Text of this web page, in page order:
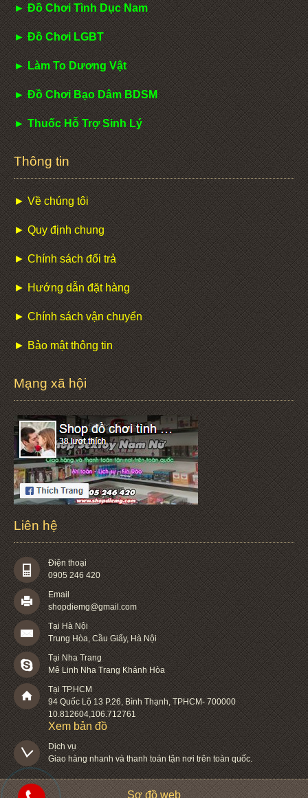
► Đồ Chơi Tình Dục Nam
► Đồ Chơi LGBT
► Làm To Dương Vật
► Đồ Chơi Bạo Dâm BDSM
► Thuốc Hỗ Trợ Sinh Lý
Thông tin
► Về chúng tôi
► Quy định chung
► Chính sách đổi trả
► Hướng dẫn đặt hàng
► Chính sách vận chuyển
► Bảo mật thông tin
Mạng xã hội
Liên hệ
Điện thoại
0905 246 420
Email
shopdiemg@gmail.com
Tại Hà Nội
Trung Hòa, Cầu Giấy, Hà Nội
Tại Nha Trang
Mê Linh Nha Trang Khánh Hòa
Tại TP.HCM
94 Quốc Lộ 13 P.26,Bình Thạnh,TPHCM-700000
10.812604,106.712761
Xem bản đồ
Dịch vụ
Giao hàng nhanh và thanh toán tận nơi trên toàn quốc.
Sơ đồ web